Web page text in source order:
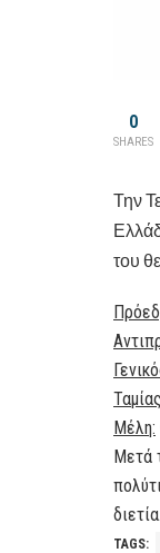
0
SHARES
Την
του
Μέλη:
Μετά
διετία.
TAGS: